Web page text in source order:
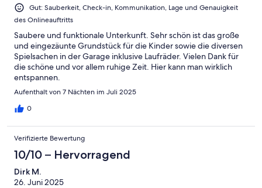
Gut: Sauberkeit, Check-in, Kommunikation, Lage und Genauigkeit
des Onlineauftritts
Saubere und funktionale Unterkunft. Sehr schön ist das große
und eingezäunte Grundstück für die Kinder sowie die diversen
Spielsachen in der Garage inklusive Laufräder. Vielen Dank für
die schöne und vor allem ruhige Zeit. Hier kann man wirklich
entspannen.
Aufenthalt von 7 Nächten im Juli 2025
0
Verifizierte Bewertung
10/10 – Hervorragend
Dirk M.
26. Juni 2025